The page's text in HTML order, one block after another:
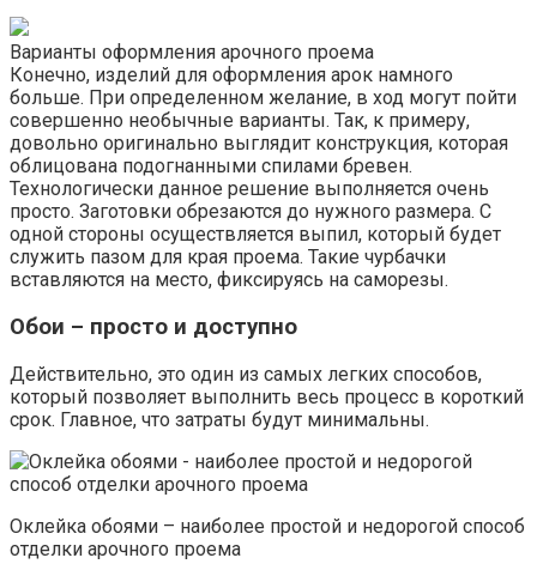
Варианты оформления арочного проема
Конечно, изделий для оформления арок намного
больше. При определенном желание, в ход могут пойти
совершенно необычные варианты. Так, к примеру,
довольно оригинально выглядит конструкция, которая
облицована подогнанными спилами бревен.
Технологически данное решение выполняется очень
просто. Заготовки обрезаются до нужного размера. С
одной стороны осуществляется выпил, который будет
служить пазом для края проема. Такие чурбачки
вставляются на место, фиксируясь на саморезы.
Обои – просто и доступно
Действительно, это один из самых легких способов,
который позволяет выполнить весь процесс в короткий
срок. Главное, что затраты будут минимальны.
Оклейка обоями – наиболее простой и недорогой способ
отделки арочного проема